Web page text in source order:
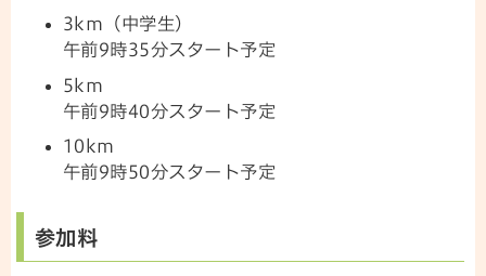
3km（中学生）
午前9時35分スタート予定
5km
午前9時40分スタート予定
10km
午前9時50分スタート予定
参加料